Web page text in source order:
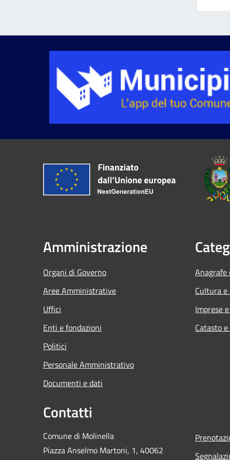
Amministrazione
Organi di Governo
Aree Amministrative
Uffici
Enti e fondazioni
Politici
Personale Amministrativo
Documenti e dati
Cultura
Imprese
Catasto
Contatti
Comune di Molinella
Piazza Anselmo Martoni, 1, 40062